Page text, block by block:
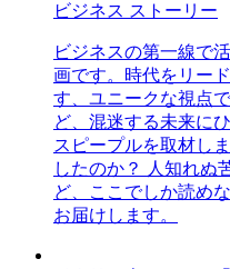
ビジネス ストーリー
ビジネスの第一線で
画です。時代をリー
す、ユニークな視点
ど、混迷する未来に
スピープルを取材し
したのか？ 人知れぬ
ど、ここでしか読め
お届けします。